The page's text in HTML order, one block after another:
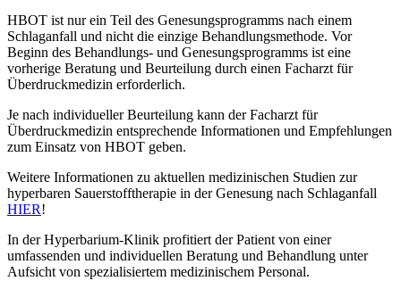
HBOT ist nur ein Teil des Genesungsprogramms nach einem
Schlaganfall und nicht die einzige Behandlungsmethode. Vor
Beginn des Behandlungs- und Genesungsprogramms ist eine
vorherige Beratung und Beurteilung durch einen Facharzt für
Überdruckmedizin erforderlich.
Je nach individueller Beurteilung kann der Facharzt für
Überdruckmedizin entsprechende Informationen und Empfehlungen
zum Einsatz von HBOT geben.
Weitere Informationen zu aktuellen medizinischen Studien zur
hyperbaren Sauerstofftherapie in der Genesung nach Schlaganfall
HIER!
In der Hyperbarium-Klinik profitiert der Patient von einer
umfassenden und individuellen Beratung und Behandlung unter
Aufsicht von spezialisiertem medizinischem Personal.